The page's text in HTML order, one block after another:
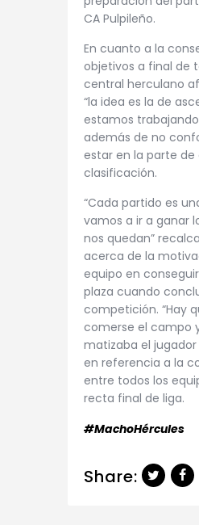
CA Pulpileño.
En cuanto a la
objetivos a final de
central herculano
“la idea es la de
estamos trabajando
además de no
estar en la parte de
clasificación.
“Cada partido es
vamos a ir a ganar
nos quedan”
acerca de la
equipo en
plaza cuando
competición. “Hay
comerse el campo
matizaba el jugador
en referencia a la
entre todos los
recta final de liga.
#MachoHércules
Share: